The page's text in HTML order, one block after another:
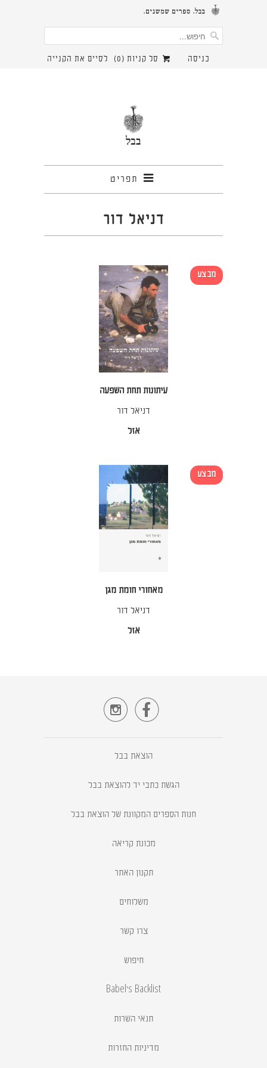
כניסה לסיים את הקנייה סל קניות ( 0
)
תפריט
דניאל דור
עיתונות תחת השפעה
דניאל דור
אזל
מבצע
מאחורי חומת מגן
דניאל דור
אזל
מבצע


הוצאת בבל
הגשת כתבי יד להוצאת בבל
חנות הספרים המקוונת של הוצאת בבל
מכונת קריאה
תקנון האתר
משלוחים
צרו קשר
חיפוש
Babel's Backlist
תנאי השרות
מדיניות החזרות